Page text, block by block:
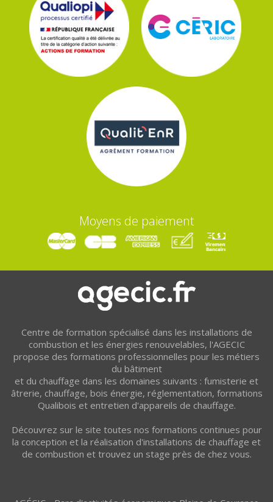
Moyens de paiement
Centre de formation spécialisé dans les installations de
combustion et les énergies renouvelables, l'AGECIC
propose des formations professionnelles pour les métiers
du bâtiment
et du chauffage dans les domaines suivants : fumisterie et
âtrerie, chauffage, bois énergie, réglementation, formations
Qualibois et entretien d'appareils de chauffage.
Découvrez sur le site toutes nos formations continues pour
la conception et la réalisation d'installations de chauffage et
de combustion et trouvez un stage près de chez vous.